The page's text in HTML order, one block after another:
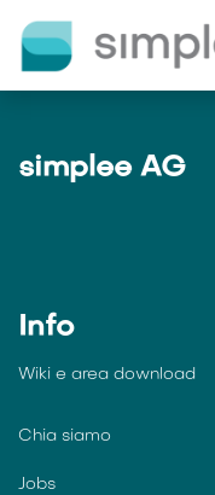
simplee AG
Info
Wiki e area download
Chia siamo
Jobs